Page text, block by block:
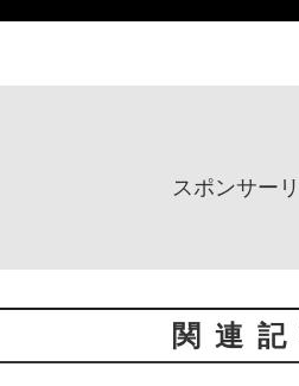
スポンサー
関連記